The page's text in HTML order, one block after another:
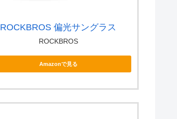
ROCKBROS 偏光サングラス
ROCKBROS
Amazonで見る